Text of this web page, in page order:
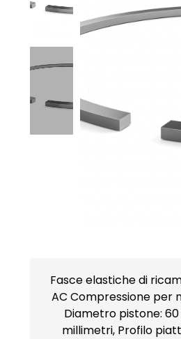
Fasce elastiche di ricambio:
AC Compressione per
Diametro pistone: 60
millimetri, Profilo